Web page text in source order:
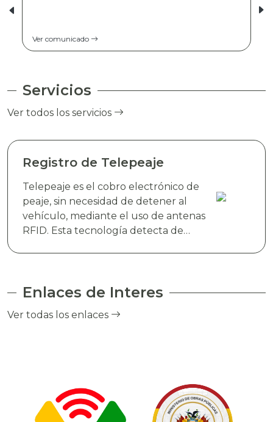
Ver comunicado
Servicios
Ver todos los servicios
Registro de Telepeaje
Telepeaje es el cobro electrónico de
peaje, sin necesidad de detener al
vehículo, mediante el uso de antenas
RFID. Esta tecnología detecta de
el cobro de peaje a través del debito
usuario.
Enlaces de Interes
Ver todas los enlaces